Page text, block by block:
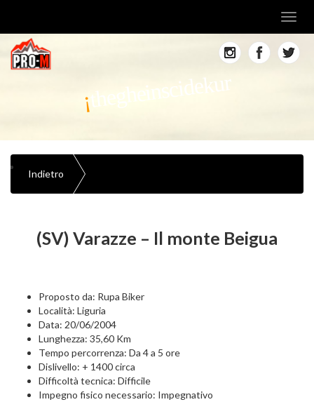
thegheinscidekur
Indietro
(SV) Varazze – Il monte Beigua
Proposto da: Rupa Biker
Località: Liguria
Data: 20/06/2004
Lunghezza: 35,60 Km
Tempo percorrenza: Da 4 a 5 ore
Dislivello: + 1400 circa
Difficoltà tecnica: Difficile
Impegno fisico necessario: Impegnativo